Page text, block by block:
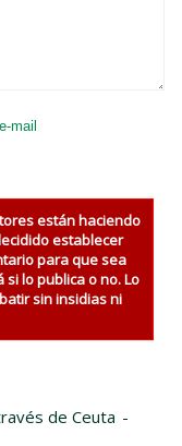
mail
están haciendo
establecer
para que sea
lo publica o no. Lo
sin insidias ni
de Ceuta -